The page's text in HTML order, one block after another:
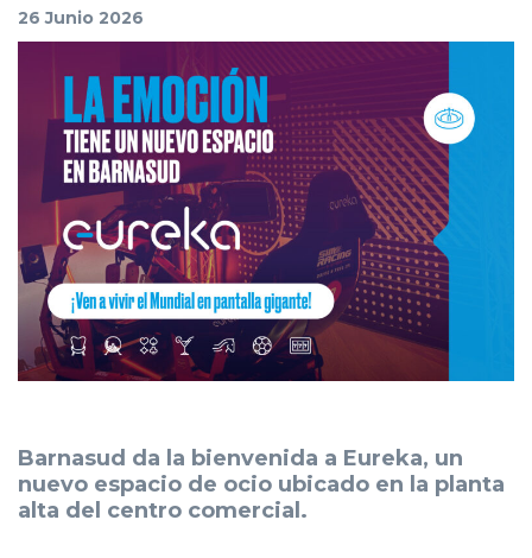
26 Junio 2026
Barnasud da la bienvenida a Eureka, un
nuevo espacio de ocio ubicado en la planta
alta del centro comercial.